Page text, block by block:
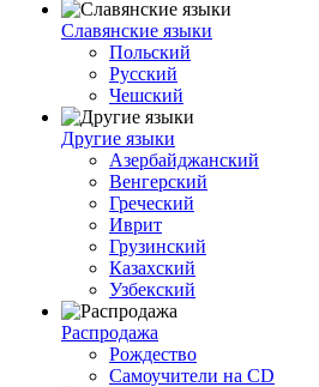
Славянские языки
Польский
Русский
Чешский
Другие языки
Азербайджанский
Венгерский
Греческий
Иврит
Грузинский
Казахский
Узбекский
Распродажа
Рождество
Самоучители на CD